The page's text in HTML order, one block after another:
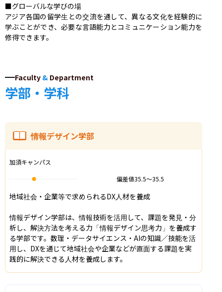
■グローバルな学びの場
アジア各国の留学生との交流を通して、異なる文化を経験的に
学ぶことができ、必要な言語能力とコミュニケーション能力を
修得できます。
Faculty & Department
学部・学科
情報デザイン学部
加須キャンパス
偏差値35.5〜35.5
地域社会・企業等で求められるDX人材を養成
情報デザイン学部は、情報技術を活用して、課題を発見・分
析し、解決方法を考える力「情報デザイン思考力」を養成す
る学部です。数理・データサイエンス・AIの知識／技能を活
用し、DXを通じて地域社会や企業などが直面する課題を実
践的に解決できる人材を養成します。